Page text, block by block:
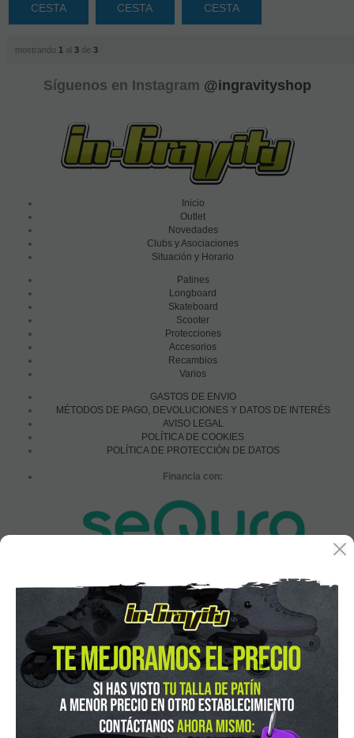
CESTA
CESTA
CESTA
mostrando 1 al 3de 3
Síguenos en Instagram @ingravityshop
Inicio
Outlet
Novedades
Clubs y Asociaciones
Situación y Horario
Patines
Longboard
Skateboard
Scooter
Protecciones
Accesorios
Recambios
Varios
GASTOS DE ENVIO
MÉTODOS DE PAGO, DEVOLUCIONES Y DATOS DE INTERÉS
AVISO LEGAL
POLÍTICA DE COOKIES
POLÍTICA DE PROTECCIÓN DE DATOS
Financia con:
In-Gravity roller&skate shop